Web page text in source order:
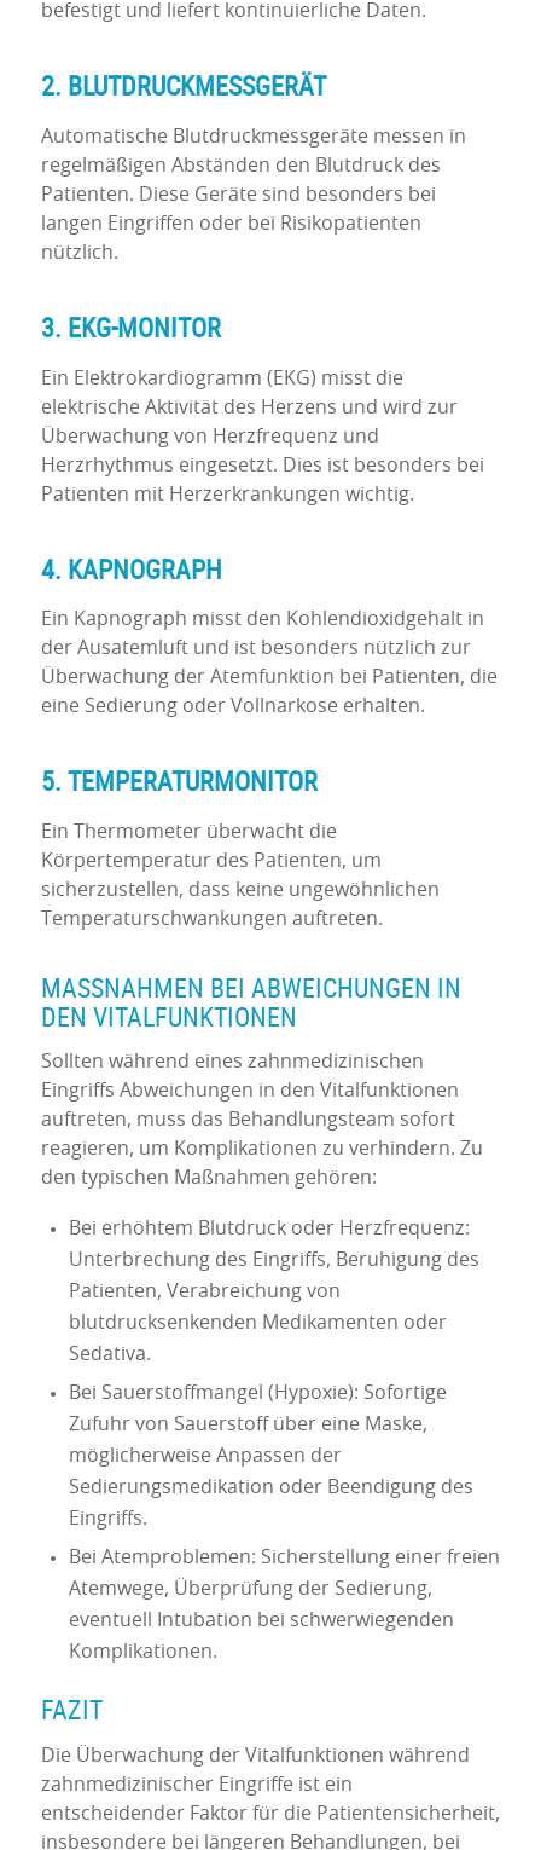
befestigt und liefert kontinuierliche Daten.
2. BLUTDRUCKMESSGERÄT
Automatische Blutdruckmessgeräte messen in
regelmäßigen Abständen den Blutdruck des
Patienten. Diese Geräte sind besonders bei
langen Eingriffen oder bei Risikopatienten
nützlich.
3. EKG-MONITOR
Ein Elektrokardiogramm (EKG) misst die
elektrische Aktivität des Herzens und wird zur
Überwachung von Herzfrequenz und
Herzrhythmus eingesetzt. Dies ist besonders bei
Patienten mit Herzerkrankungen wichtig.
4. KAPNOGRAPH
Ein Kapnograph misst den Kohlendioxidgehalt in
der Ausatemluft und ist besonders nützlich zur
Überwachung der Atemfunktion bei Patienten, die
eine Sedierung oder Vollnarkose erhalten.
5. TEMPERATURMONITOR
Ein Thermometer überwacht die
Körpertemperatur des Patienten, um
sicherzustellen, dass keine ungewöhnlichen
Temperaturschwankungen auftreten.
MASSNAHMEN BEI ABWEICHUNGEN IN D
EN VITALFUNKTIONEN
Sollten während eines zahnmedizinischen
Eingriffs Abweichungen in den Vitalfunktionen
auftreten, muss das Behandlungsteam sofort
reagieren, um Komplikationen zu verhindern. Zu
den typischen Maßnahmen gehören:
Bei erhöhtem Blutdruck oder Herzfrequenz:
Unterbrechung des Eingriffs, Beruhigung des
Patienten, Verabreichung von
blutdrucksenkenden Medikamenten oder
Sedativa.
Bei Sauerstoffmangel (Hypoxie): Sofortige
Zufuhr von Sauerstoff über eine Maske,
möglicherweise Anpassen der
Sedierungsmedikation oder Beendigung des
Eingriffs.
Bei Atemproblemen: Sicherstellung einer freien
Atemwege, Überprüfung der Sedierung,
eventuell Intubation bei schwerwiegenden
Komplikationen.
FAZIT
Die Überwachung der Vitalfunktionen während
zahnmedizinischer Eingriffe ist ein
entscheidender Faktor für die Patientensicherheit,
insbesondere bei längeren Behandlungen, bei